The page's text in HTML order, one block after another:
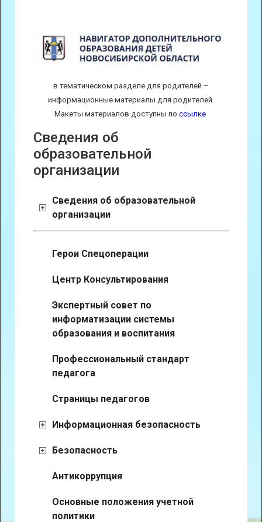
в тематическом разделе для родителей –
информационные материалы для родителей.
Макеты материалов доступны по ссылке
Сведения об
образовательной
организации
Сведения об образовательной
организации
Герои Спецоперации
Центр Консультирования
Экспертный совет по
информатизации системы
образования и воспитания
Профессиональный стандарт
педагога
Страницы педагогов
Информационная безопасность
Безопасность
Антикоррупция
Основные положения учетной
политики